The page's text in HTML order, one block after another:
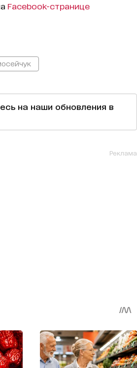
Facebook-странице
на наши обновления в
Реклама